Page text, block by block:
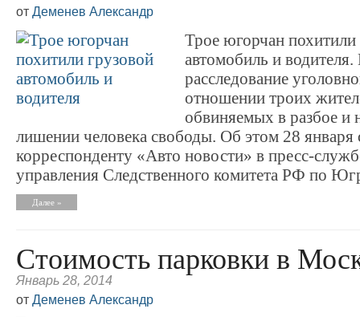
от Деменев Александр
Трое югорчан похитили
автомобиль и
расследование
отношении троих
обвиняемых в разбое и
лишении человека свободы. Об этом 28
корреспонденту «Авто новости» в пресс-
управления Следственного комитета РФ по
Далее »
Стоимость парковки в
Январь 28, 2014
от Деменев Александр